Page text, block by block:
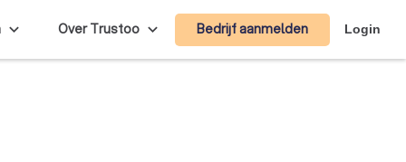
Over Trustoo Bedrijf aanmelden Login